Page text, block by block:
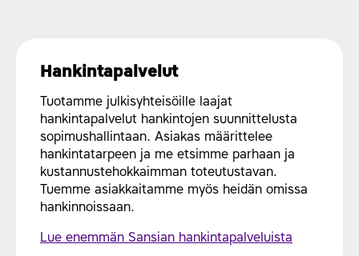
Hankintapalvelut
Tuotamme julkisyhteisöille laajat
hankintapalvelut hankintojen suunnittelusta
sopimushallintaan. Asiakas määrittelee
hankintatarpeen ja me etsimme parhaan ja
kustannustehokkaimman toteutustavan.
Tuemme asiakkaitamme myös heidän omissa
hankinnoissaan.
Lue enemmän Sansian hankintapalveluista